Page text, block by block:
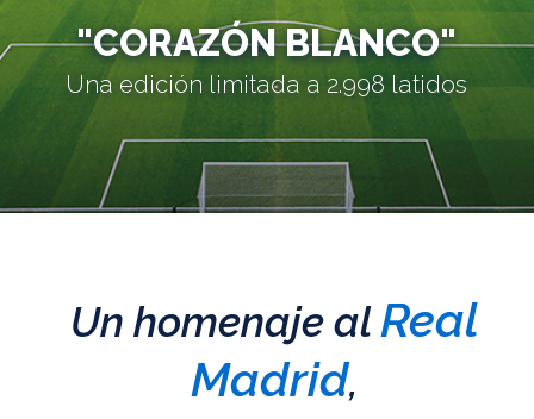
"CORAZÓN BLANCO"
Una edición limitada a 2.998 latidos
Un homenaje alReal
Madrid,